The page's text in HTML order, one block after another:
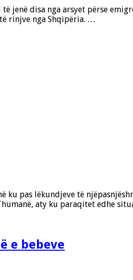
jenë disa nga arsyet përse
rinjve nga Shqipëria. …
pas lëkundjeve të
aty ku paraqitet edhe
e bebeve